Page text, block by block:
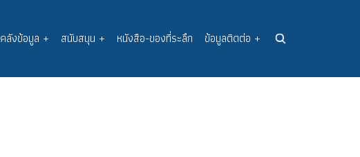
คลังข้อมูล + สนับสนุน + หนังสือ-ของที่ระลึก ข้อมูลติดต่อ +